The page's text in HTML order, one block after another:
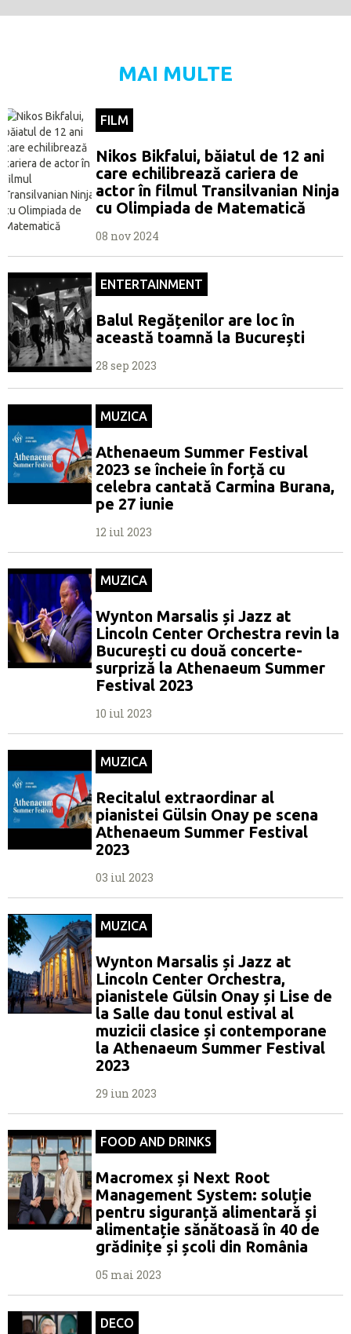
MAI MULTE
FILM
Nikos Bikfalui, băiatul de 12 ani
care echilibrează cariera de
actor în filmul Transilvanian Ninja
cu Olimpiada de Matematică
08 nov 2024
ENTERTAINMENT
Balul Regățenilor are loc în
această toamnă la București
28 sep 2023
MUZICA
Athenaeum Summer Festival
2023 se încheie în forță cu
celebra cantată Carmina Burana,
pe 27 iunie
12 iul 2023
MUZICA
Wynton Marsalis și Jazz at
Lincoln Center Orchestra revin la
București cu două concerte-
surpriză la Athenaeum Summer
Festival 2023
10 iul 2023
MUZICA
Recitalul extraordinar al
pianistei Gülsin Onay pe scena
Athenaeum Summer Festival
2023
03 iul 2023
MUZICA
Wynton Marsalis și Jazz at
Lincoln Center Orchestra,
pianistele Gülsin Onay și Lise de
la Salle dau tonul estival al
muzicii clasice și contemporane
la Athenaeum Summer Festival
2023
29 iun 2023
FOOD AND DRINKS
Macromex și Next Root
Management System: soluție
pentru siguranță alimentară și
alimentație sănătoasă în 40 de
grădinițe și școli din România
05 mai 2023
DECO